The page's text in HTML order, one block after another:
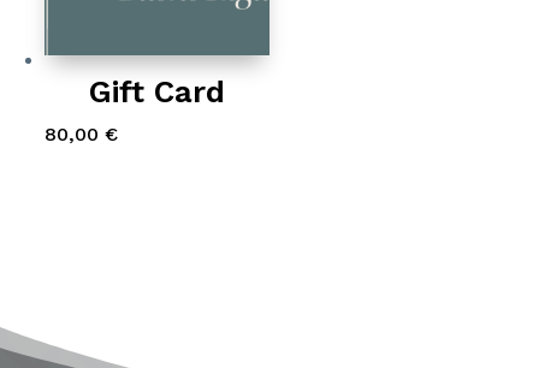
Gift Card
80,00€